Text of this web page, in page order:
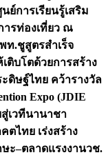
ย์การเรียนรู้เสริม
ารท่องเที่ยว ณ
ท.ชูสูตรสำเร็จ
ติบโตด้วยการสร้าง
ดิษฐ์ไทย คว้ารางวัล
Expo (JDIE
เวทีนานาชา
ไทย เร่งสร้าง
ษะ–ตลาดแรงงานวช.